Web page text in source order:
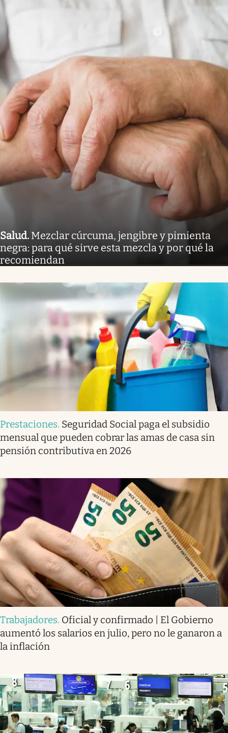
Salud. Mezclar cúrcuma, jengibre y pimienta
negra: para qué sirve esta mezcla y por qué la
recomiendan
Prestaciones. Seguridad Social paga el subsidio
mensual que pueden cobrar las amas de casa sin
pensión contributiva en 2026
Trabajadores. Oficial y confirmado | El Gobierno
aumentó los salarios en julio, pero no le ganaron a
la inflación